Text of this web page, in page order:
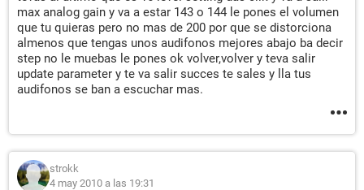
max analog gain y va a estar 143 o 144 le pones el volumen
que tu quieras pero no mas de 200 por que se distorciona
almenos que tengas unos audifonos mejores abajo ba decir
step no le muebas le pones ok volver,volver y teva salir
update parameter y te va salir succes te sales y lla tus
audifonos se ban a escuchar mas.
strokk
4 may 2010 a las 19:31